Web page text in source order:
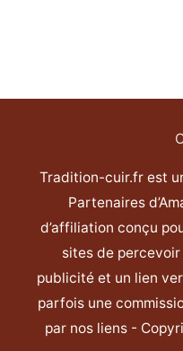
Tradition-cuir.fr est
Partenaires
d’affiliation conçu
sites de
publicité et un lien
parfois une
par nos liens -